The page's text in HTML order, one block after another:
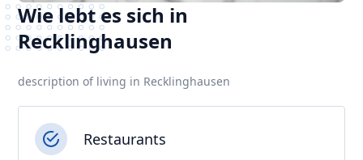
Wie lebt es sich in
Recklinghausen
description of living in Recklinghausen
Restaurants